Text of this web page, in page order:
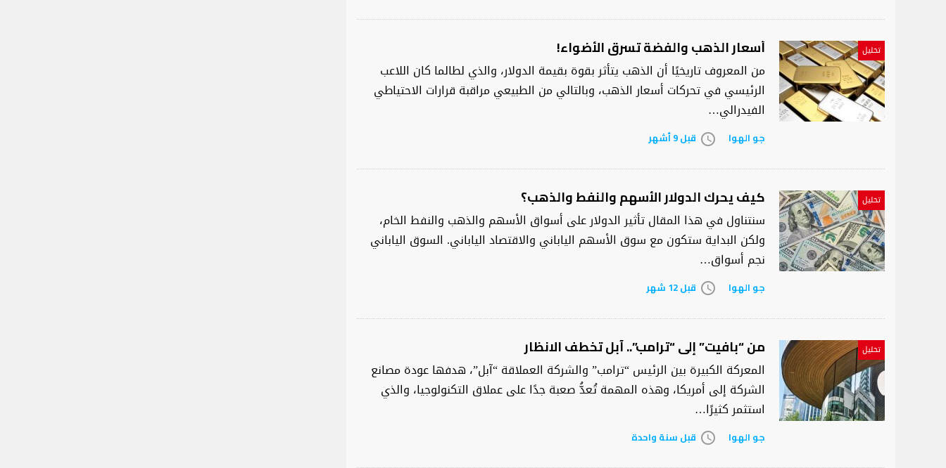
تحليل أسعار الذهب والفضة تسرق الأضواء!
من المعروف تاريخيًا أن الذهب يتأثر بقوة بقيمة الدولار، والذي لطالما كان اللاعب
الرئيسي في تحركات أسعار الذهب، وبالتالي من الطبيعي مراقبة قرارات الاحتياطي
الفيدرالي…
جو الهوا access_time قبل 9 أشهر
تحليل كيف يحرك الدولار الأسهم والنفط والذهب؟
سنتناول في هذا المقال تأثير الدولار على أسواق الأسهم والذهب والنفط الخام،
ولكن البداية ستكون مع سوق الأسهم الياباني والاقتصاد الياباني. السوق الياباني
نجم أسواق…
جو الهوا access_time قبل 12 شهر
تحليل من “بافيت” إلى “ترامب”.. آبل تخطف الانظار
المعركة الكبيرة بين الرئيس “ترامب” والشركة العملاقة “آبل”، هدفها عودة مصانع
الشركة إلى أمريكا، وهذه المهمة تُعدُّ صعبة جدًا على عملاق التكنولوجيا، والذي
استثمر كثيرًا…
جو الهوا access_time قبل سنة واحدة